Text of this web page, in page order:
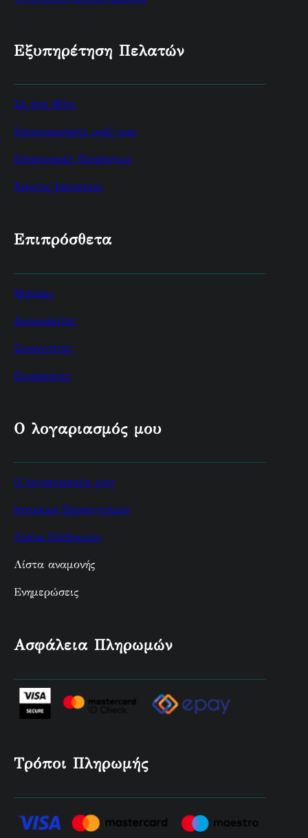
Εξυπηρέτηση Πελατών
Σε ένα Φίλο
Επικοινωνήστε μαζί μας
Επιστροφές Προϊόντων
Χάρτης Ισοτόπου
Επιπρόσθετα
Μάρκες
Δωροκάρτες
Συνεργάτες
Προσφορές
Ο λογαριασμός μου
Ο λογαριασμός μου
Ιστορικό Παραγγελιών
Λίστα Επιθυμιών
Λίστα αναμονής
Ενημερώσεις
Ασφάλεια Πληρωμών
Τρόποι Πληρωμής